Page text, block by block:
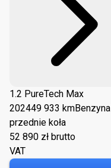
1.2 PureTech Max
202449 933 kmBenzyna
przednie koła
52 890 zł brutto
VAT